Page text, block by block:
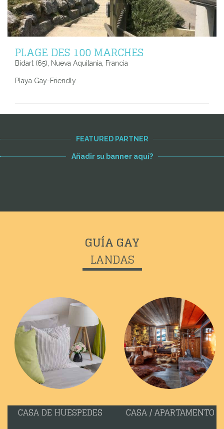
PLAGE DES 100 MARCHES
Bidart (65), Nueva Aquitania, Francia
Playa Gay-Friendly
FEATURED PARTNER
Añadir su banner aquí?
GUÍA GAY
LANDAS
CASA DE HUESPEDES CASA / APARTAMENTO